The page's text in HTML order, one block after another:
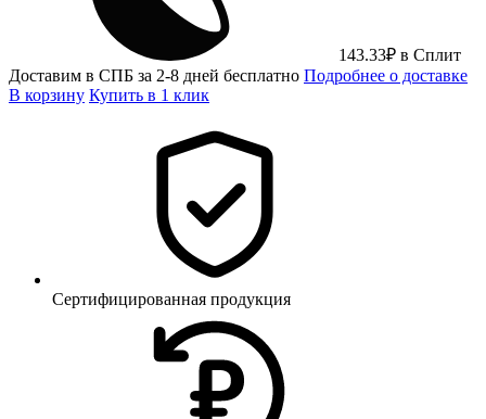
143.33₽ в Сплит
Доставим в СПБ за 2-8 дней бесплатно Подробнее о доставке
В корзину Купить в 1 клик
Сертифицированная продукция